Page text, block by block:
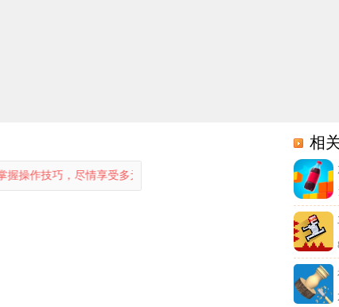
情享受多元化的乐趣。简洁的模式让玩家轻松上手，体验最流
相